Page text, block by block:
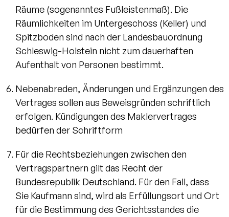
Räume (sogenanntes Fußleistenmaß). Die
Räumlichkeiten im Untergeschoss (Keller) und
Spitzboden sind nach der Landesbauordnung
Schleswig-Holstein nicht zum dauerhaften
Aufenthalt von Personen bestimmt.
Nebenabreden, Änderungen und Ergänzungen des
Vertrages sollen aus Beweisgründen schriftlich
erfolgen. Kündigungen des Maklervertrages
bedürfen der Schriftform
Für die Rechtsbeziehungen zwischen den
Vertragspartnern gilt das Recht der
Bundesrepublik Deutschland. Für den Fall, dass
Sie Kaufmann sind, wird als Erfüllungsort und Ort
für die Bestimmung des Gerichtsstandes die